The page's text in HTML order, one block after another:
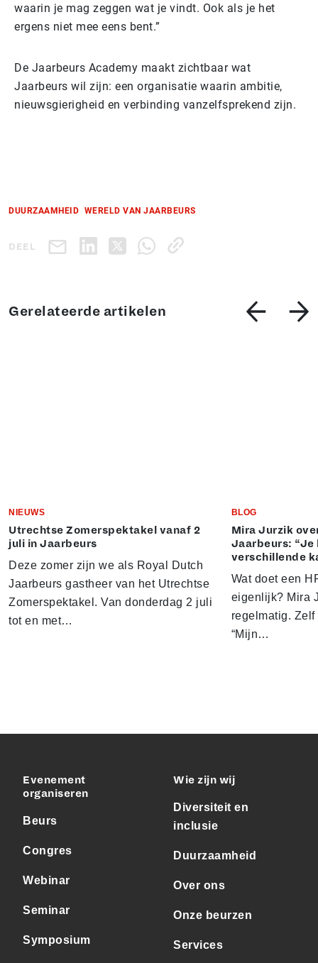
waarin je mag zeggen wat je vindt. Ook als je het
ergens niet mee eens bent.”
De Jaarbeurs Academy maakt zichtbaar wat
Jaarbeurs wil zijn: een organisatie waarin ambitie,
nieuwsgierigheid en verbinding vanzelfsprekend zijn.
DUURZAAMHEID WERELD VAN JAARBEURS
DEEL
Gerelateerde artikelen
NIEUWS
Utrechtse Zomerspektakel vanaf 2
juli in Jaarbeurs
Deze zomer zijn we als Royal Dutch
Jaarbeurs gastheer van het Utrechtse
Zomerspektakel. Van donderdag 2 juli
tot en met…
BLOG
Mira Jurzik
Jaarbeurs: “Je
verschillende
Wat doet een
eigenlijk? Mira
regelmatig.
“Mijn…
Evenement
organiseren
Beurs
Congres
Webinar
Seminar
Symposium
Wie zijn wij
Diversiteit en
inclusie
Duurzaamheid
Over ons
Onze beurzen
Services